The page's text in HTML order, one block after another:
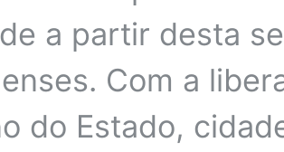
a partir desta
Com a
do Estado,